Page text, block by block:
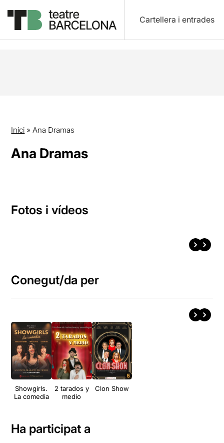
Cartellera i entrades
Inici »Ana Dramas
Ana Dramas
Fotos i vídeos
Conegut/da per
Showgirls.
La comedia
2 tarados y
medio
Clon Show
Ha participat a